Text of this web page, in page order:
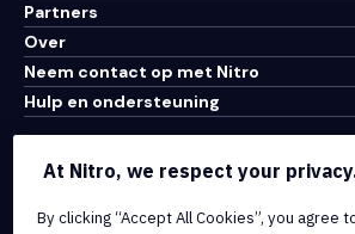
Partners
Over
Neem contact op met Nitro
Hulp en ondersteuning
Integraties en API-connectiviteit
Cookiebeleid
At Nitro, we respect your
By clicking “Accept All Cookies”, you agree